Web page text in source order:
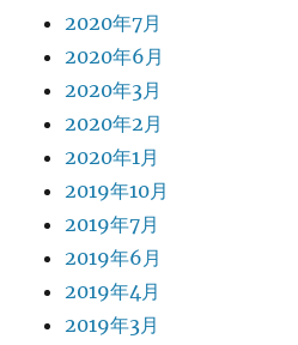
2020年7月
2020年6月
2020年3月
2020年2月
2020年1月
2019年10月
2019年7月
2019年6月
2019年4月
2019年3月